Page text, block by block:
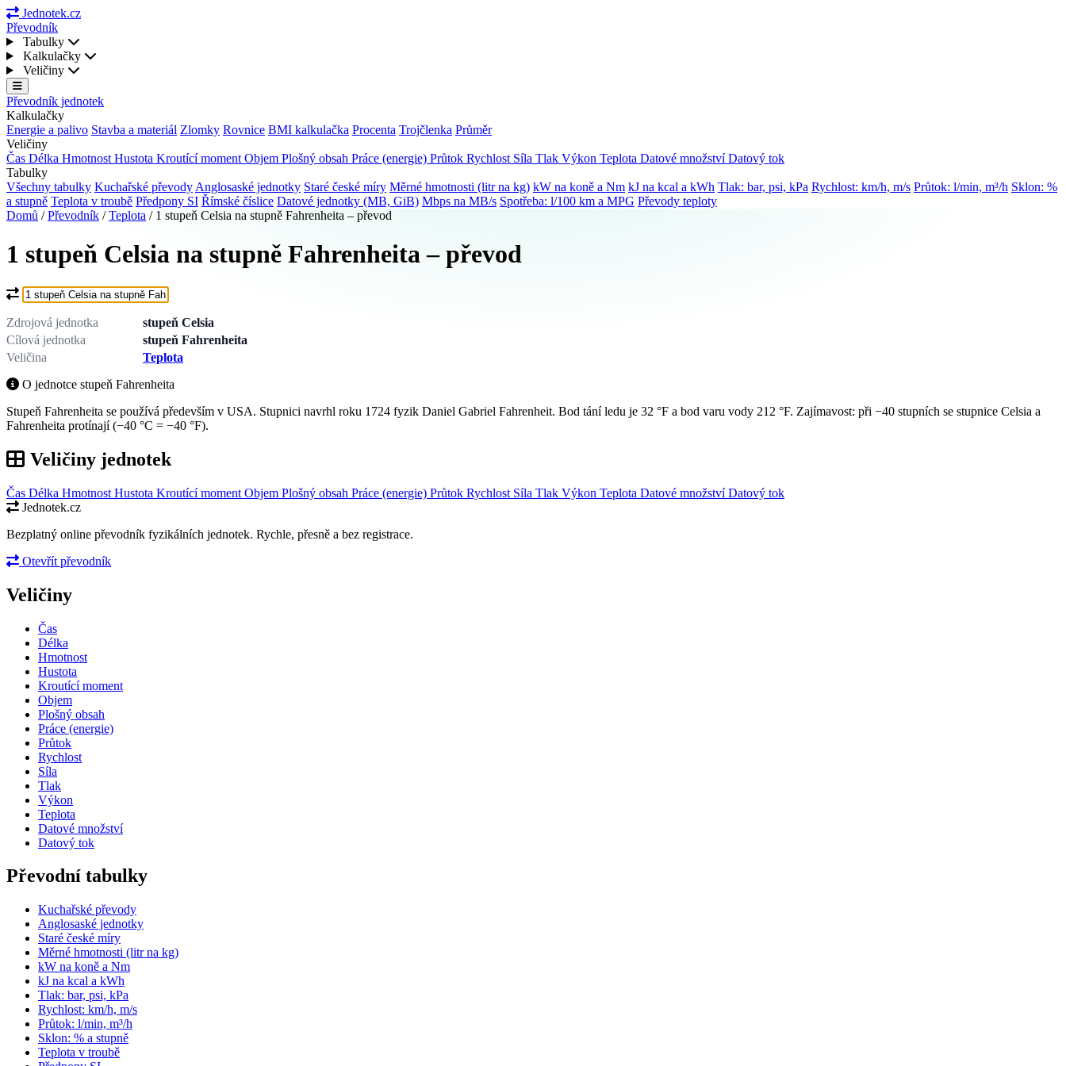
Jednotek.cz
Převodník
Tabulky
Kalkulačky
Veličiny
Převodník jednotek
Kalkulačky
Energie a palivo Stavba a materiál Zlomky Rovnice BMI kalkulačka Procenta Trojčlenka Průměr
Veličiny
Čas Délka Hmotnost Hustota Kroutící moment Objem Plošný obsah Práce (energie) Průtok Rychlost Síla Tlak Výkon Teplota Datové množstvíDatový tok
Tabulky
Všechny tabulky Kuchařské převody Anglosaské jednotky Staré české míry Měrné hmotnosti (litr na kg) kW na koně a Nm kJ na kcal a kWh Tlak: bar, psi, kPa Rychlost: km/h, m/s Průtok: l/min, m³/h Sklon: %
a stupně Teplota v troubě Předpony SI Římské číslice Datové jednotky (MB, GiB) Mbps na MB/s Spotřeba: l/100 km a MPG Převody teploty
Domů / Převodník / Teplota / 1 stupeň Celsia na stupně Fahrenheita – převod
1 stupeň Celsia na stupně Fahrenheita – převod
Co chcete převést?
Zdrojová jednotka
stupeň Celsia
Cílová jednotka
stupeň Fahrenheita
Veličina
Teplota
O jednotce stupeň Fahrenheita
Stupeň Fahrenheita se používá především v USA. Stupnici navrhl roku 1724 fyzik Daniel Gabriel Fahrenheit. Bod tání ledu je 32 °F a bod varu vody 212 °F. Zajímavost: při −40 stupních se stupnice Celsia a
Fahrenheita protínají (−40 °C = −40 °F).
Veličiny jednotek
Čas Délka Hmotnost Hustota Kroutící moment Objem Plošný obsah Práce (energie) Průtok Rychlost Síla Tlak Výkon Teplota Datové množstvíDatový tok
Jednotek.cz
Bezplatný online převodník fyzikálních jednotek. Rychle, přesně a bez registrace.
Otevřít převodník
Veličiny
Čas
Délka
Hmotnost
Hustota
Kroutící moment
Objem
Plošný obsah
Práce (energie)
Průtok
Rychlost
Síla
Tlak
Výkon
Teplota
Datové množství
Datový tok
Převodní tabulky
Kuchařské převody
Anglosaské jednotky
Staré české míry
Měrné hmotnosti (litr na kg)
kW na koně a Nm
kJ na kcal a kWh
Tlak: bar, psi, kPa
Rychlost: km/h, m/s
Průtok: l/min, m³/h
Sklon: % a stupně
Teplota v troubě